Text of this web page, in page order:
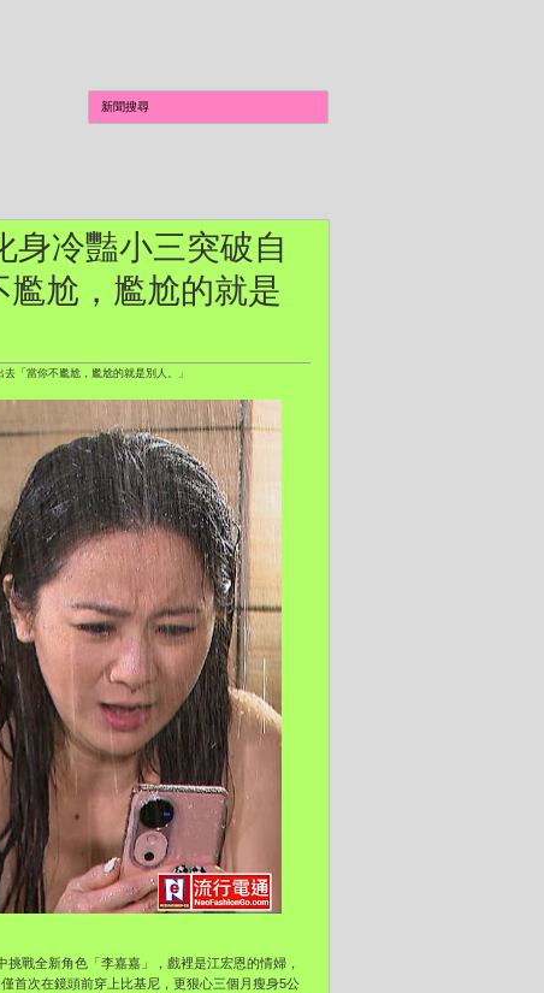
身冷豔小三突破自
尷尬，尷尬的就是
「當你不尷尬，尷尬的就是別人。」
戰全新角色「李嘉嘉」，戲裡是江宏恩的情婦，
首次在鏡頭前穿上比基尼，更狠心三個月瘦身5公